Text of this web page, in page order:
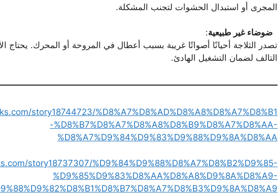
المجرى أو استبدال الحشوات لتجنب المشكلة.
ضوضاء غير طبيعية:
تصدر الثلاجة أحيانًا أصواتًا غريبة بسبب أعطال في المروحة أو المحرك. يحتاج
التالف لضمان التشغيل الهادئ.
story18744723/%D8%A7%D8%AD%D8%A8%D8%A7%D8%B1
-%D8%B7%D8%A7%D8%A8%D8%B9%D8%A7%D8%AA-
%D8%A7%D9%84%D9%83%D9%88%D9%8A%D8%AA
story18737307/%D9%84%D9%88%D8%A7%D8%B2%D9%85-
%D9%85%D9%83%D8%AA%D8%A8%D9%8A%D8%A9-